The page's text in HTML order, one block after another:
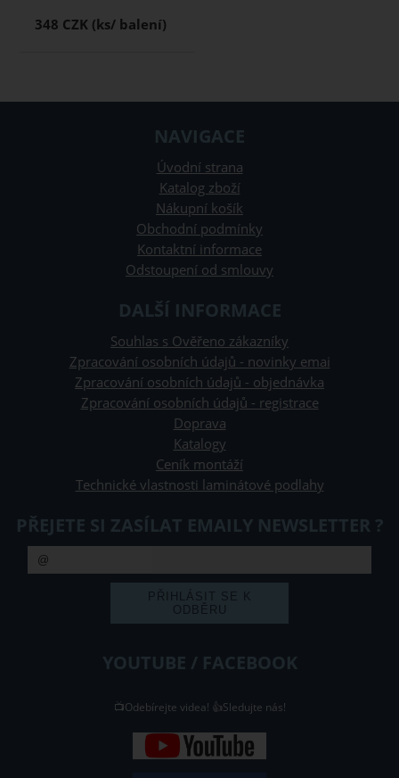
348 CZK
NAVIGACE
Úvodní strana
Katalog zboží
Nákupní košík
Obchodní podmínky
Kontaktní informace
Odstoupení od smlouvy
DALŠÍ INFORMACE
Souhlas s Ověřeno zákazníky
Zpracování osobních údajů - novinky emai
Zpracování osobních údajů - objednávka
Zpracování osobních údajů - registrace
Doprava
Katalogy
Ceník montáží
Technické vlastnosti laminátové podlahy
PŘEJETE SI ZASÍLAT EMAILY NEWSLETTER ?
YOUTUBE / FACEBOOK
📺Odebírejte videa! 👍Sledujte nás!